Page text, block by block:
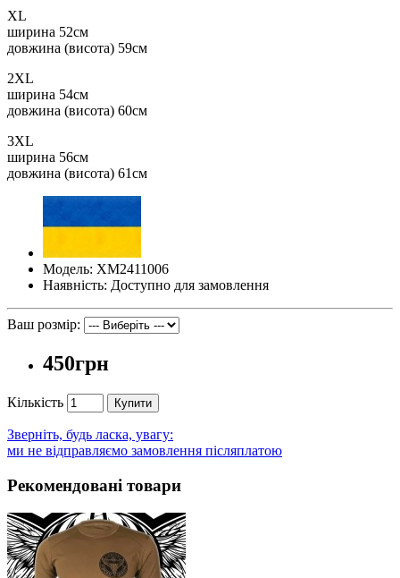
XL
ширина 52см
​довжина (висота) 59см
2XL
ширина 54см
​довжина (висота) 60см
3XL
ширина 56см
​довжина (висота) 61см
Модель: ХМ2411006
Наявність: Доступно для замовлення
Ваш розмір:
450грн
Кількість Купити
Зверніть, будь ласка, увагу:
ми не відправляємо замовлення післяплатою
Рекомендовані товари